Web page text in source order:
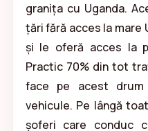
granița cu Uganda.
țări fără acces la mare
și le oferă acces la
Practic 70% din tot
face pe acest
vehicule. Pe lângă
șoferi care conduc